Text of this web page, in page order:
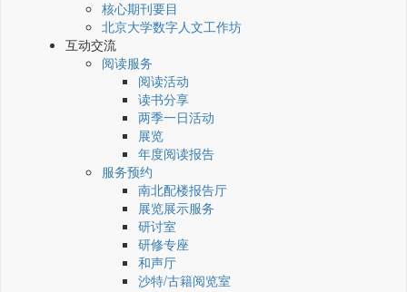
核心期刊要目
北京大学数字人文工作坊
互动交流
阅读服务
阅读活动
读书分享
两季一日活动
展览
年度阅读报告
服务预约
南北配楼报告厅
展览展示服务
研讨室
研修专座
和声厅
沙特/古籍阅览室